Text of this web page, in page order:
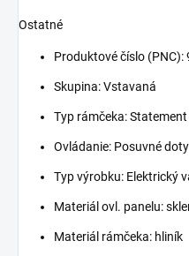
Ostatné
Produktové číslo (PNC):
Skupina: Vstavaná
Typ rámčeka:
Ovládanie: Posuvné
Typ výrobku: Elektrický
Materiál ovl. panelu:
Materiál rámčeka: hliník